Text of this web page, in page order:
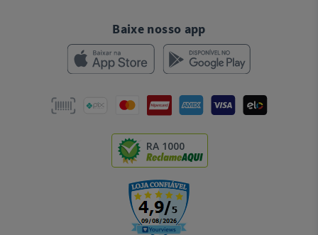
Baixe nosso app
RA 1000